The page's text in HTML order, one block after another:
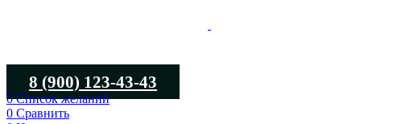
8 (900) 123-43-43
0Список желаний
0 Сравнить